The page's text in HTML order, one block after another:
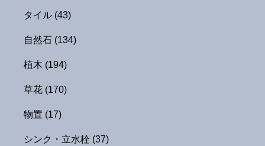
タイル (43)
自然石 (134)
植木 (194)
草花 (170)
物置 (17)
シンク・立水栓 (37)